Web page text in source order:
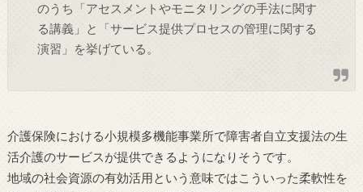
のうち「アセスメントやモニタリングの手法に関す
る講義」と「サービス提供プロセスの管理に関する
演習」を挙げている。
介護保険における小規模多機能事業所で障害者自立支援法の生
活介護のサービスが提供できるようになりそうです。
地域の社会資源の有効活用という意味ではこういった柔軟性を